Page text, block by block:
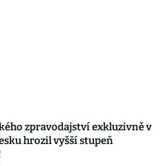
zpravodajství exkluzivně v
hrozil vyšší stupeň